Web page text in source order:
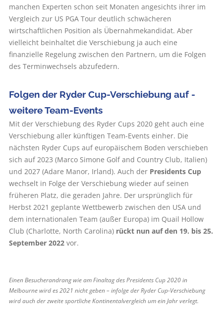
manchen Experten schon seit Monaten angesichts ihrer im
Vergleich zur US PGA Tour deutlich schwächeren
wirtschaftlichen Position als Übernahmekandidat. Aber
vielleicht beinhaltet die Verschiebung ja auch eine
finanzielle Regelung zwischen den Partnern, um die Folgen
des Terminwechsels abzufedern.
Folgen der Ryder Cup-Verschiebung auf ­
weitere Team-Events
Mit der Verschiebung des Ryder Cups 2020 geht auch eine
Verschiebung aller künftigen Team-Events einher. Die
nächsten Ryder Cups auf europäischem Boden verschieben
sich auf 2023 (Marco Simone Golf and Country Club, Italien)
und 2027 (Adare Manor, Irland). Auch der Presidents Cup
wechselt in Folge der Verschiebung wieder auf seinen
früheren Platz, die geraden Jahre. Der ursprünglich für
Herbst 2021 geplante Wettbewerb zwischen den USA und
dem internationalen Team (außer Europa) im Quail Hollow
Club (Charlotte, North Carolina) rückt nun auf den 19. bis 25.
September 2022vor.
Einen Besucherandrang wie am Finaltag des Presidents Cup 2020 in
Melbourne wird es 2021 nicht geben – infolge der Ryder Cup-Verschiebung
wird auch der zweite sportliche Kontinentalvergleich um ein Jahr verlegt.